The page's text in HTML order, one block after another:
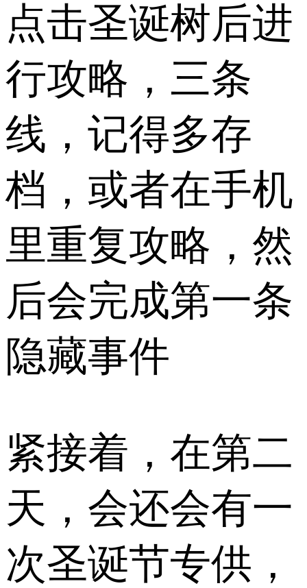
点击圣诞树后进
行攻略，三条
线，记得多存
档，或者在手机
里重复攻略，然
后会完成第一条
隐藏事件
紧接着，在第二
天，会还会有一
次圣诞节专供，